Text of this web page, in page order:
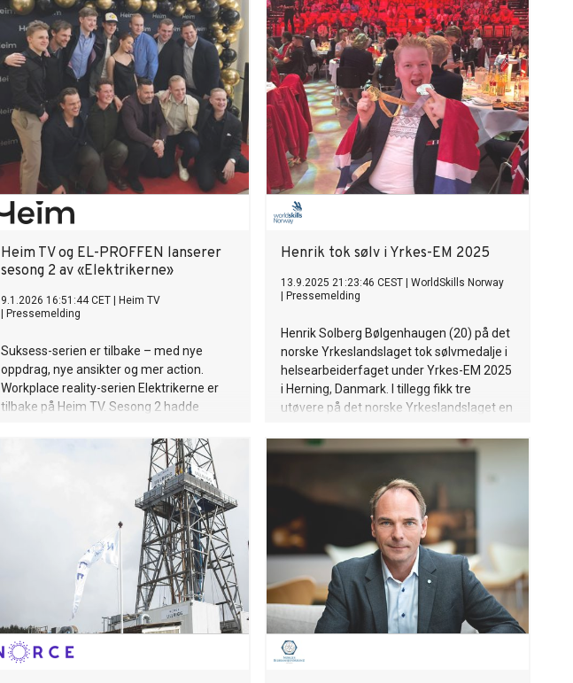
Heim TV og EL-PROFFEN lanserer
sesong 2 av «Elektrikerne»
9.1.2026 16:51:44 CET
Heim TV
Pressemelding
Suksess-serien er tilbake – med nye
oppdrag, nye ansikter og mer action.
Workplace reality-serien Elektrikerne er
tilbake på Heim TV. Sesong 2 hadde
premierefest på SIXA Conference for alle
som medvirket i TV serien. Elektrikerne
sesong 2 byr på nye historier, større
spennvidde og et enda tettere møte med
hverdagen til norske elektrikere.
Henrik tok sølv i Yrkes-EM 2025
13.9.2025 21:23:46 CEST
WorldSkills Norway
Pressemelding
Henrik Solberg Bølgenhaugen (20) på det
norske Yrkeslandslaget tok sølvmedalje i
helsearbeiderfaget under Yrkes-EM 2025
i Herning, Danmark. I tillegg fikk tre
utøvere på det norske Yrkeslandslaget en
faglig prestasjon i sin fagkonkurranse.